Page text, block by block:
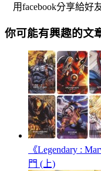
用facebook分享給好
你可能有興趣的文
《Legendary :
門 (上)